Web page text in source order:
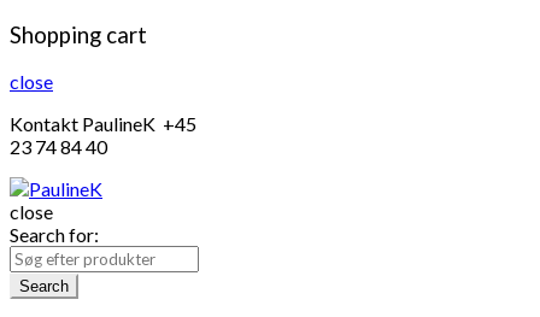
Shopping cart
close
Kontakt PaulineK +45
23 74 84 40
close
Search for:
Search